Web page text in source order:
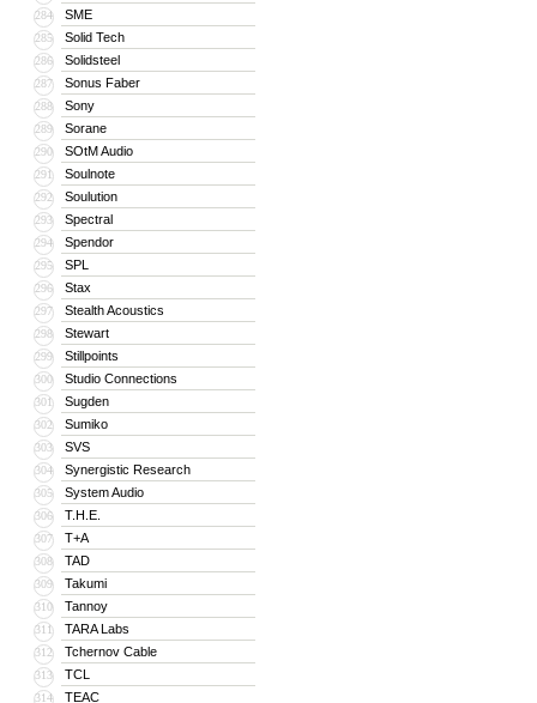
284 SME
285 Solid Tech
286 Solidsteel
287 Sonus Faber
288 Sony
289 Sorane
290 SOtM Audio
291 Soulnote
292 Soulution
293 Spectral
294 Spendor
295 SPL
296 Stax
297 Stealth Acoustics
298 Stewart
299 Stillpoints
300 Studio Connections
301 Sugden
302 Sumiko
303 SVS
304 Synergistic Research
305 System Audio
306 T.H.E.
307 T+A
308 TAD
309 Takumi
310 Tannoy
311 TARA Labs
312 Tchernov Cable
313 TCL
314 TEAC